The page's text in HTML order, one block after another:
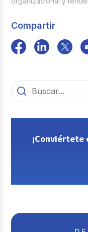
Compartir
¡Conviértete